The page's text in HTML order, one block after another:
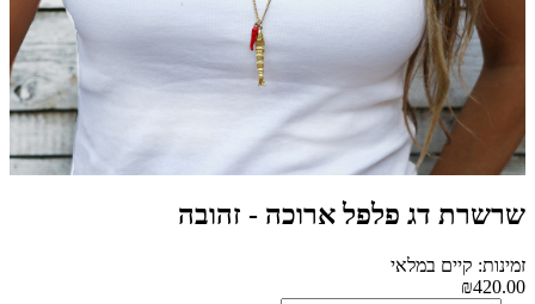
שרשרת דג פלפל ארוכה - זהובה
זמינות: קיים במלאי
₪420.00